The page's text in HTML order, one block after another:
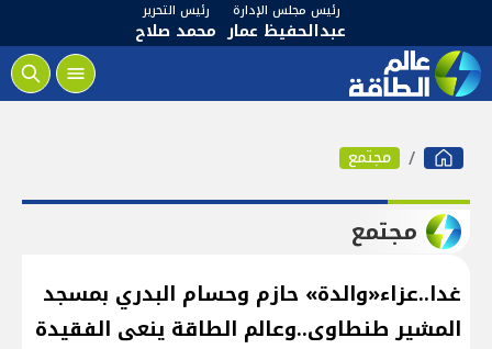
رئيس مجلس الإدارة
عبدالحفيظ عمار
رئيس التحرير
محمد صلاح
مجتمع
مجتمع
غدا..عزاء«والدة» حازم وحسام البدري بمسجد
المشير طنطاوى..وعالم الطاقة ينعى الفقيدة